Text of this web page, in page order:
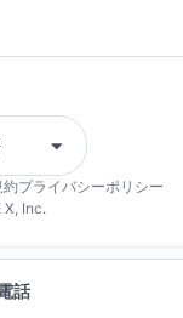
プライバシーポリシー
X, Inc.
話